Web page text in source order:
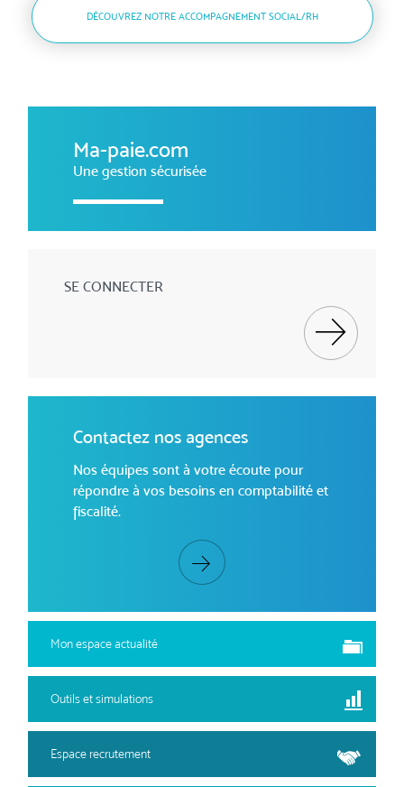
DÉCOUVREZ NOTRE ACCOMPAGNEMENT SOCIAL/RH
Ma-paie.com
Une gestion sécurisée
SE CONNECTER
Contactez nos agences
Nos équipes sont à votre écoute pour
répondre à vos besoins en comptabilité et
fiscalité.
Mon espace actualité
Outils et simulations
Espace recrutement